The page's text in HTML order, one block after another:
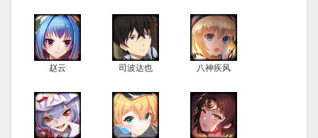
赵云 司波达也 八神疾风